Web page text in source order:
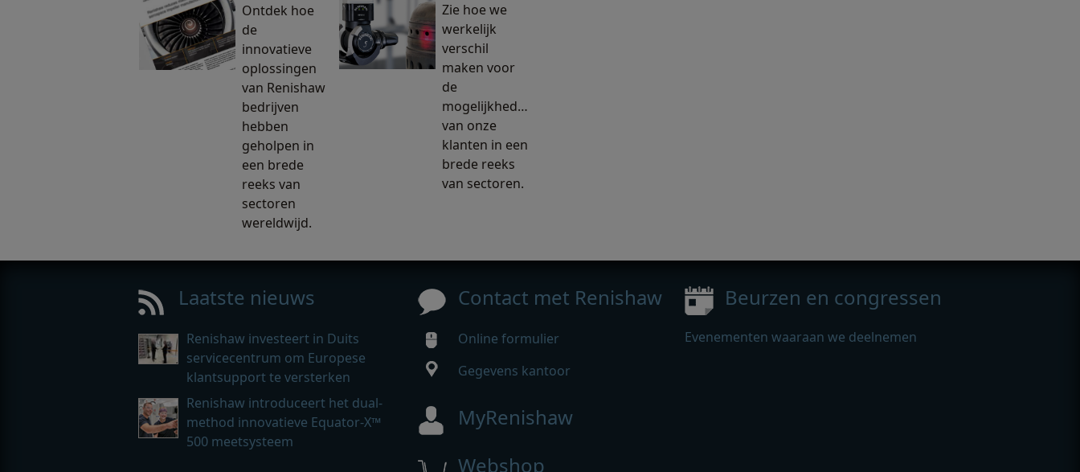
Ontdek hoe
de
innovatieve
oplossingen
van Renishaw
bedrijven
hebben
geholpen in
een brede
reeks van
sectoren
wereldwijd.
Zie hoe we
werkelijk
verschil
maken voor
de
mogelijkheden
van onze
klanten in een
brede reeks
van sectoren.
Laatste nieuws
Renishaw investeert in Duits
servicecentrum om Europese
klantsupport te versterken
Renishaw introduceert het dual-
method innovatieve Equator-X™
500 meetsysteem
Contact met Renishaw
Online formulier
Gegevens kantoor
MyRenishaw
Webshop
Beurzen en congressen
Evenementen waaraan we deelnemen